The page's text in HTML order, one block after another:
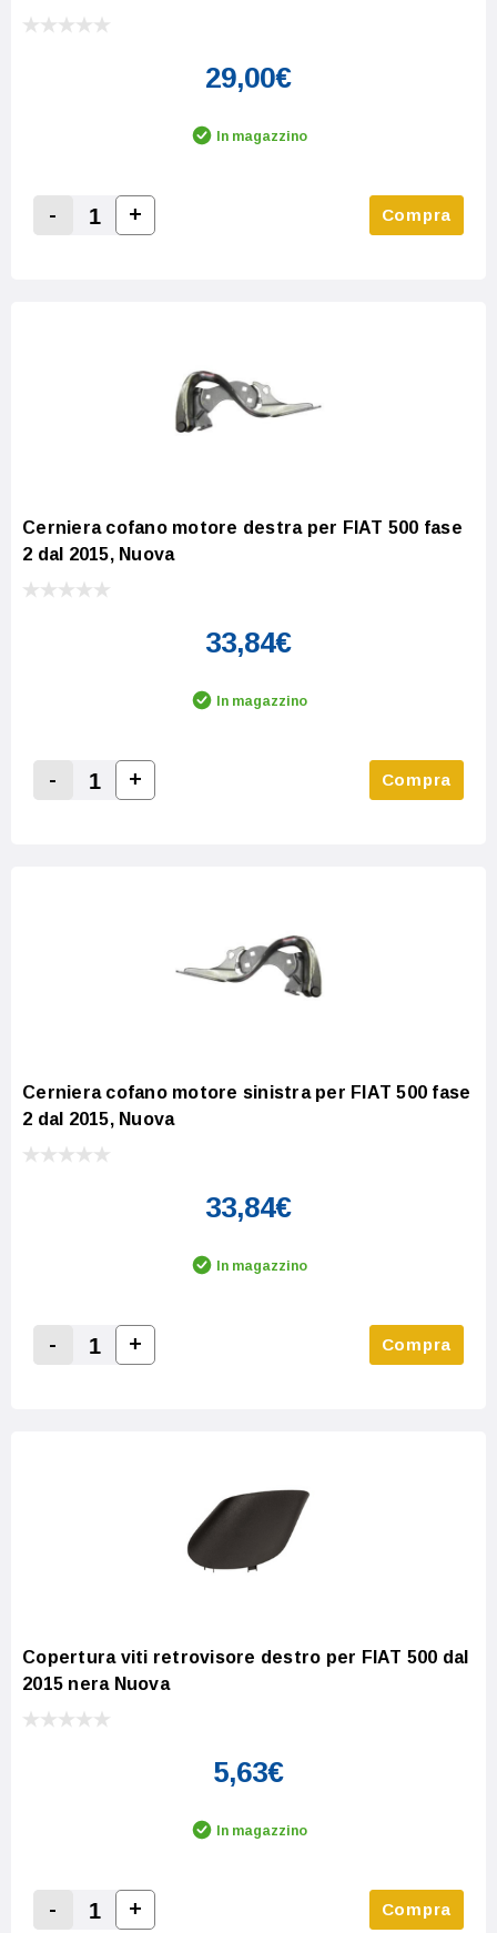
29,00€
In magazzino
Decrease Quantity:
-
Increase Quantity:
+ Compra
Cerniera cofano motore destra per FIAT 500 fase
2 dal 2015, Nuova
33,84€
In magazzino
Decrease Quantity:
-
Increase Quantity:
+ Compra
Cerniera cofano motore sinistra per FIAT 500 fase
2 dal 2015, Nuova
33,84€
In magazzino
Decrease Quantity:
-
Increase Quantity:
+ Compra
Copertura viti retrovisore destro per FIAT 500 dal
2015 nera Nuova
5,63€
In magazzino
- + Compra